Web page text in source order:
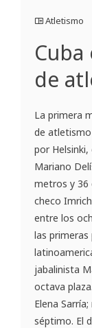
Atletismo
de
La primera
de
por Helsinki,
Mariano
metros y 36
checo
entre los
las
jabalinista
octava
Elena
séptimo. El